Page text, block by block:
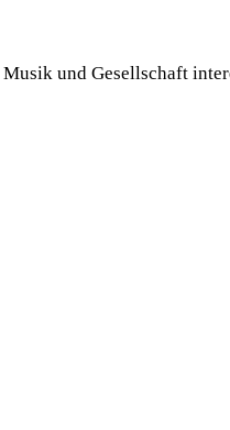
und Gesellschaft